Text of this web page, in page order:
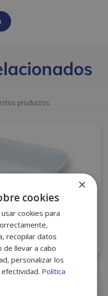
productos
225X135X20 S/1020
×
cookies
cookies para
recopilar datos
de llevar a cabo
personalizar los
efectividad. Política